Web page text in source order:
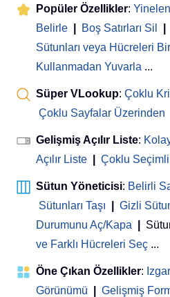
Popüler Özellikler:
Belirle
Boş Satırları Sil
Sütunları veya Hücreleri
Kullanmadan Yuvarla ...
Süper VLookup: Çoklu
Çoklu Sayfalar Üzerinden
Gelişmiş Açılır Liste:
Açılır Liste
Çoklu Seçimli
Sütun Yöneticisi: Belirli
Sütunları Taşı
Gizli
Durumunu Aç/Kapa
ve Farklı Hücreleri Seç ...
Öne Çıkan Özellikler:
Görünümü
Gelişmiş